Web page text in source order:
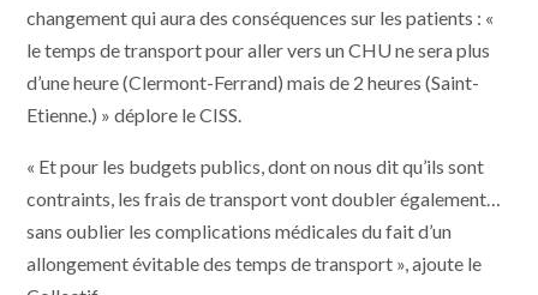
changement qui aura des conséquences sur les patients : «
le temps de transport pour aller vers un CHU ne sera plus
d’une heure (Clermont-Ferrand) mais de 2 heures (Saint-
Etienne.) » déplore le CISS.
« Et pour les budgets publics, dont on nous dit qu’ils sont
contraints, les frais de transport vont doubler également…
sans oublier les complications médicales du fait d’un
allongement évitable des temps de transport », ajoute le